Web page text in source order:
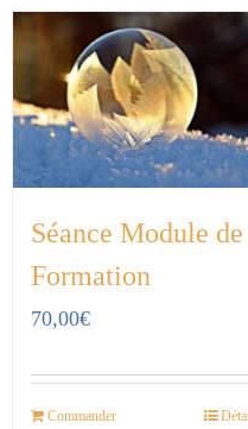
Séance Module de
Formation
70,00€
Commander